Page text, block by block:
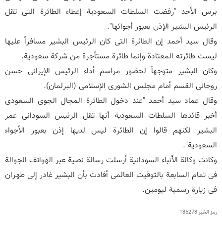
برس الأحد "رفضت السلطات السعودیة إعطاء الطائرة التی تقل
الرئیس البشیر الإذن بعبور أجوائها".
وقال سید أحمد إن الطائرة التی کان الرئیس البشیر مسافراً علیها
لیست طائرته المعتادة وإنما طائرة مستأجرة من شرکة سعودیة.
وکان البشیر متوجهاً لحضور مراسم أداء الرئیس الإیرانی حسن
روحانی القسم أمام مجلس الشورى الإسلامی (البرلمان).
وقال عماد سید أحمد "عند دخول الطائرة المجال الجوی السعودی
أخبر قائدها السلطات السعودیة أنها تقل الرئیس السودانی عمر
البشیر لکنهم قالوا إن الطائرة لیس لدیها إذن بعبور الأجواء
السعودیة".
وکانت وکالة الأنباء السودانیة أرسلت رسالة نصیة عبر الهواتف الجوالة
فی تمام السابعة بالتوقیت العالمی أفادت بأن البشیر غادر إلى طهران
فی زیارة رسمیة لیومین.
رمز الخبر185278